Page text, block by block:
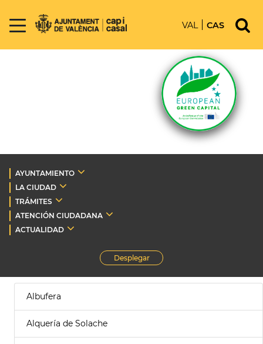
VAL CAS
AYUNTAMIENTO
LA CIUDAD
TRÁMITES
ATENCIÓN CIUDADANA
ACTUALIDAD
Desplegar
Albufera
Alquería de Solache